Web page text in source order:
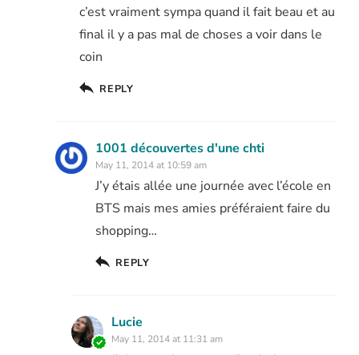
c’est vraiment sympa quand il fait beau et au
final il y a pas mal de choses a voir dans le
coin
REPLY
1001 découvertes d'une chti
May 11, 2014 at 10:59 am
J’y étais allée une journée avec l’école en
BTS mais mes amies préféraient faire du
shopping…
REPLY
Lucie
May 11, 2014 at 11:31 am